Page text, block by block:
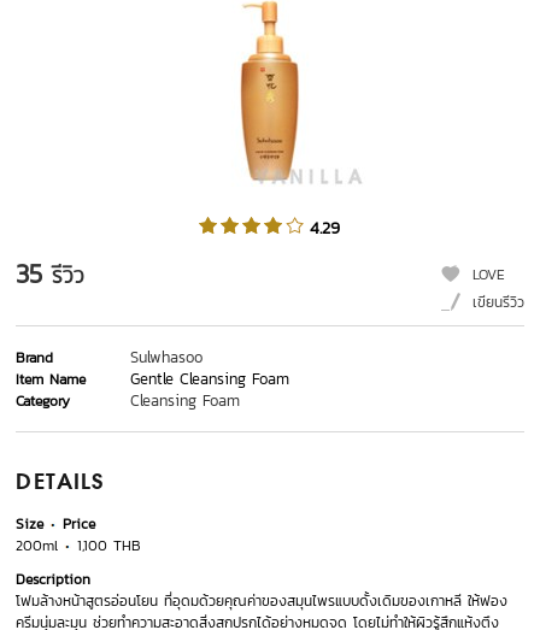
4.29
35 รีวิว
LOVE
เขียนรีวิว
Brand Sulwhasoo
Item Name Gentle Cleansing Foam
Category Cleansing Foam
DETAILS
Size
Price
200ml
1,100 THB
Description
โฟมล้างหน้าสูตรอ่อนโยน ที่อุดมด้วยคุณค่าของสมุนไพรแบบดั้งเดิมของเกาหลี ให้ฟอง
ครีมนุ่มละมุน ช่วยทำความสะอาดสิ่งสกปรกได้อย่างหมดจด โดยไม่ทำให้ผิวรู้สึกแห้งตึง